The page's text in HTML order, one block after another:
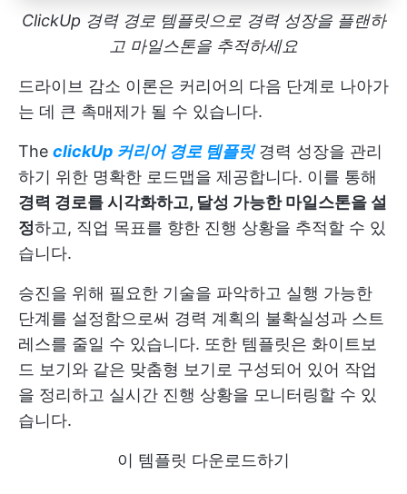
ClickUp 경력 경로 템플릿으로 경력 성장을 플랜하
고 마일스톤을 추적하세요
드라이브 감소 이론은 커리어의 다음 단계로 나아가
는 데 큰 촉매제가 될 수 있습니다.
The clickUp 커리어 경로 템플릿경력 성장을 관리
하기 위한 명확한 로드맵을 제공합니다. 이를 통해
경력 경로를 시각화하고, 달성 가능한 마일스톤을 설
정하고, 직업 목표를 향한 진행 상황을 추적할 수 있
습니다.
승진을 위해 필요한 기술을 파악하고 실행 가능한
단계를 설정함으로써 경력 계획의 불확실성과 스트
레스를 줄일 수 있습니다. 또한 템플릿은 화이트보
드 보기와 같은 맞춤형 보기로 구성되어 있어 작업
을 정리하고 실시간 진행 상황을 모니터링할 수 있
습니다.
이 템플릿 다운로드하기